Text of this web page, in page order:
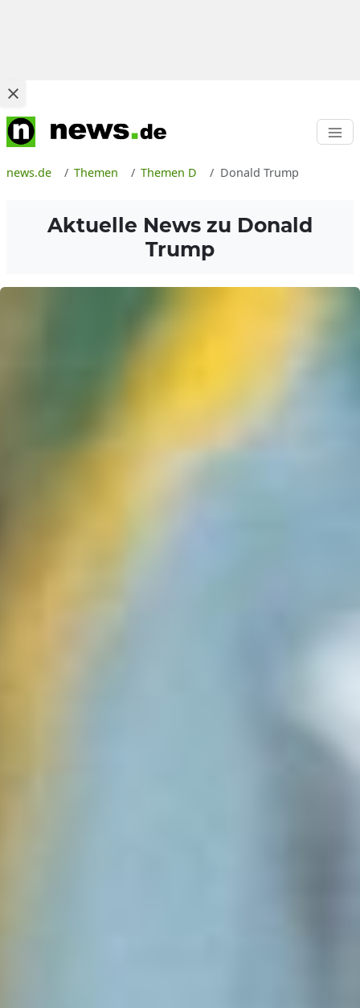
news.de Themen Themen D Donald Trump
Aktuelle News zu Donald
Trump